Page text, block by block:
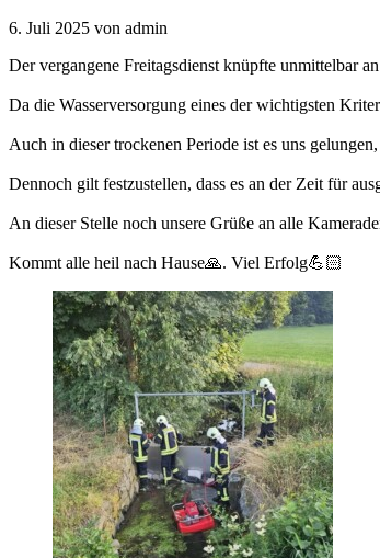
6. Juli 2025 von admin
Der vergangene Freitagsdienst knüpfte unmittelbar
Da die Wasserversorgung eines der wichtigsten
Auch in dieser trockenen Periode ist es uns
Dennoch gilt festzustellen, dass es an der Zeit für
An dieser Stelle noch unsere Grüße an alle
Kommt alle heil nach Hause🙏. Viel Erfolg💪🏻